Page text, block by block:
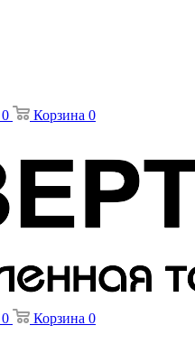
0 Корзина 0
0 Корзина 0